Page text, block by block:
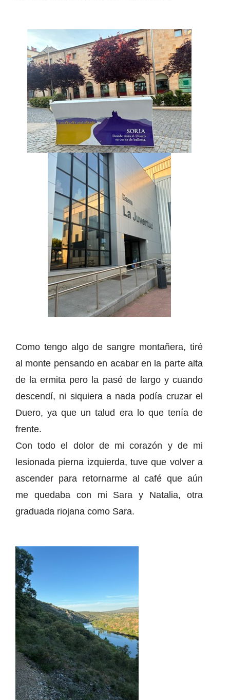
Como tengo algo de sangre montañera, tiré
al monte pensando en acabar en la parte alta
de la ermita pero la pasé de largo y cuando
descendí, ni siquiera a nada podía cruzar el
Duero, ya que un talud era lo que tenía de
frente.
Con todo el dolor de mi corazón y de mi
lesionada pierna izquierda, tuve que volver a
ascender para retornarme al café que aún
me quedaba con mi Sara y Natalia, otra
graduada riojana como Sara.